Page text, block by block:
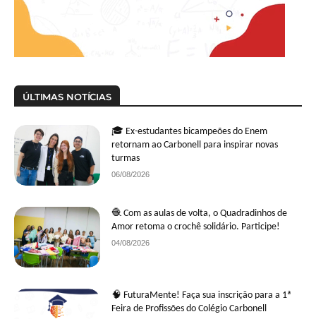
ÚLTIMAS NOTÍCIAS
🎓 Ex-estudantes bicampeões do Enem
retornam ao Carbonell para inspirar novas
turmas
06/08/2026
🧶 Com as aulas de volta, o Quadradinhos de
Amor retoma o crochê solidário. Participe!
04/08/2026
🧠 FuturaMente! Faça sua inscrição para a 1ª
Feira de Profissões do Colégio Carbonell